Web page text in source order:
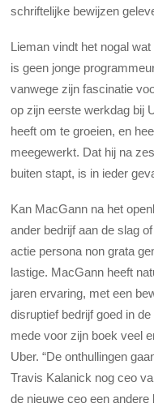
schriftelijke bewijzen
Lieman vindt het nogal
is geen jonge
vanwege zijn fascinatie
op zijn eerste werkdag bij
heeft om te groeien, en
meegewerkt. Dat hij na
buiten stapt, is in ieder
Kan MacGann na het
ander bedrijf aan de slag
actie persona non grata
lastige. MacGann heeft
jaren ervaring, met een
disruptief bedrijf goed in
mede voor zijn boek veel
Uber. “De onthullingen
Travis Kalanick nog ceo
de nieuwe ceo een